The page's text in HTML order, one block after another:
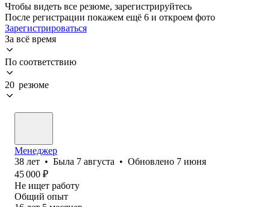
Чтобы видеть все резюме, зарегистрируйтесь
После регистрации покажем ещё 6 и откроем фото
Зарегистрироваться
За всё время
По соответствию
20 резюме
Менеджер
38 лет • Была 7 августа • Обновлено 7 июня
45 000 ₽
Не ищет работу
Общий опыт